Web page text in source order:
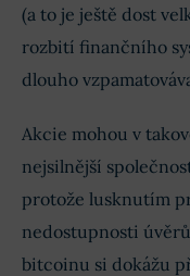
(a to je ještě dost
rozbití finančního
dlouho
Akcie mohou v
nejsilnější
protože lusknutím
nedostupnosti
bitcoinu si dokážu